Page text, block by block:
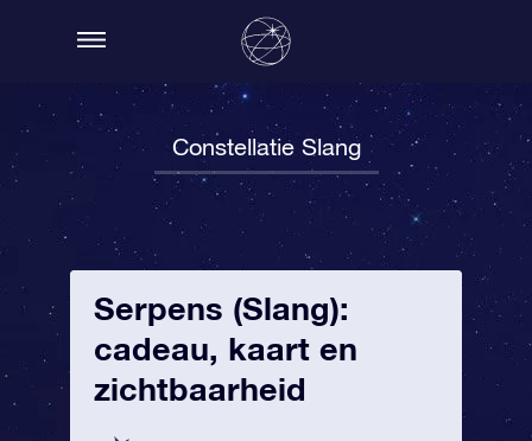
Constellatie Slang
Serpens (Slang):
cadeau, kaart en
zichtbaarheid